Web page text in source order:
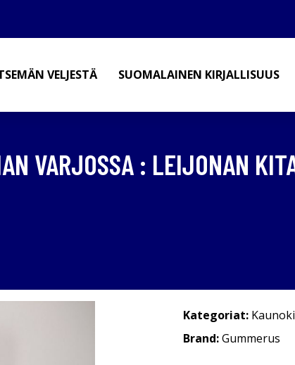
VELJESTÄ SUOMALAINEN KIRJALLISUUS
VARJOSSA : LEIJONAN
Kategoriat:
Brand:Gummerus